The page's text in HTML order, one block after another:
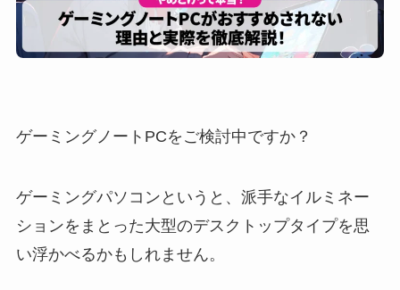
ゲーミングノートPCをご検討中ですか？
ゲーミングパソコンというと、派手なイルミネー
ションをまとった大型のデスクトップタイプを思
い浮かべるかもしれません。